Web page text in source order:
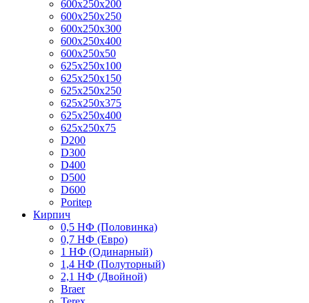
600x250x200
600x250x250
600x250x300
600x250x400
600x250x50
625x250x100
625x250x150
625x250x250
625x250x375
625x250x400
625x250x75
D200
D300
D400
D500
D600
Poritep
Кирпич
0,5 НФ (Половинка)
0,7 НФ (Евро)
1 НФ (Одинарный)
1,4 НФ (Полуторный)
2,1 НФ (Двойной)
Braer